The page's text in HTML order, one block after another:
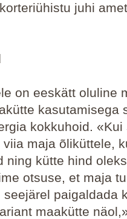
juhi
on eeskätt oluline
kasutamisega
kokkuhoid. «Kui
maja õliküttele,
ning kütte hind
otsuse, et maja
paigaldada
maakütte